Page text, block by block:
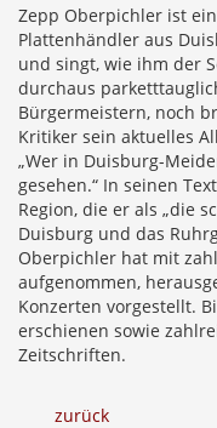
Zepp Oberpichler ist
Plattenhändler aus
und singt, wie ihm der
durchaus
Bürgermeistern, noch
Kritiker sein aktuelles
„Wer in Duisburg-
gesehen.“ In seinen
Region, die er als „die
Duisburg und das
Oberpichler hat mit
aufgenommen,
Konzerten vorgestellt.
erschienen sowie
Zeitschriften.
zurück